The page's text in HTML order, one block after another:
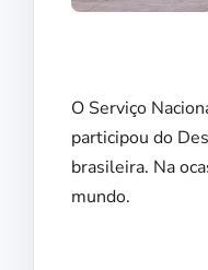
O Serviço
participou do
brasileira. Na
mundo.